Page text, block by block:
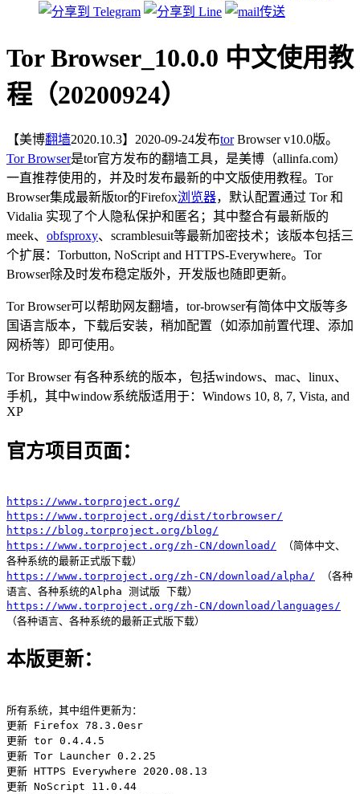
Tor Browser_10.0.0 中文使用教
程（20200924）
【美博翻墙2020.10.3】2020-09-24发布torBrowser v10.0版。
Tor Browser是tor官方发布的翻墙工具，是美博（allinfa.com）
一直推荐使用的，并及时发布最新的中文版使用教程。Tor
Browser集成最新版tor的Firefox浏览器，默认配置通过 Tor 和
Vidalia 实现了个人隐私保护和匿名；其中整合有最新版的
meek、 obfsproxy、scramblesuit等最新加密技术；该版本包括三
个扩展：Torbutton, NoScript and HTTPS-Everywhere。Tor
Browser除及时发布稳定版外，开发版也随即更新。
Tor Browser可以帮助网友翻墙，tor-browser有简体中文版等多
国语言版本，下载后安装，稍加配置（如添加前置代理、添加
网桥等）即可使用。
Tor Browser 有各种系统的版本，包括windows、mac、linux、
手机，其中window系统版适用于：Windows 10, 8, 7, Vista, and
XP
官方项目页面：
https://www.torproject.org/
https://www.torproject.org/dist/torbrowser/
https://blog.torproject.org/blog/
https://www.torproject.org/zh-CN/download/ （简体中文、
各种系统的最新正式版下载）
https://www.torproject.org/zh-CN/download/alpha/ （各种
语言、各种系统的Alpha 测试版 下载）
https://www.torproject.org/zh-CN/download/languages/
（各种语言、各种系统的最新正式版下载）
本版更新：
所有系统，其中组件更新为：
更新 Firefox 78.3.0esr
更新 tor 0.4.4.5
更新 Tor Launcher 0.2.25
更新 HTTPS Everywhere 2020.08.13
更新 NoScript 11.0.44